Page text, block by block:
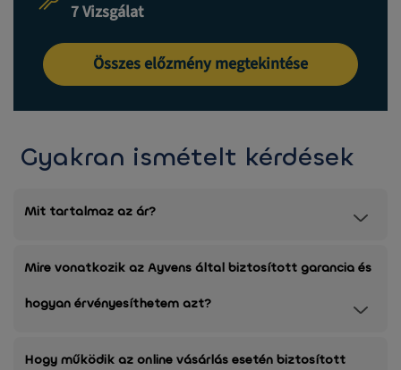
7 Vizsgálat
Összes előzmény megtekintése
Gyakran ismételt kérdések
Mit tartalmaz az ár?
Mire vonatkozik az Ayvens által biztosított garancia és
hogyan érvényesíthetem azt?
Hogy működik az online vásárlás esetén biztosított